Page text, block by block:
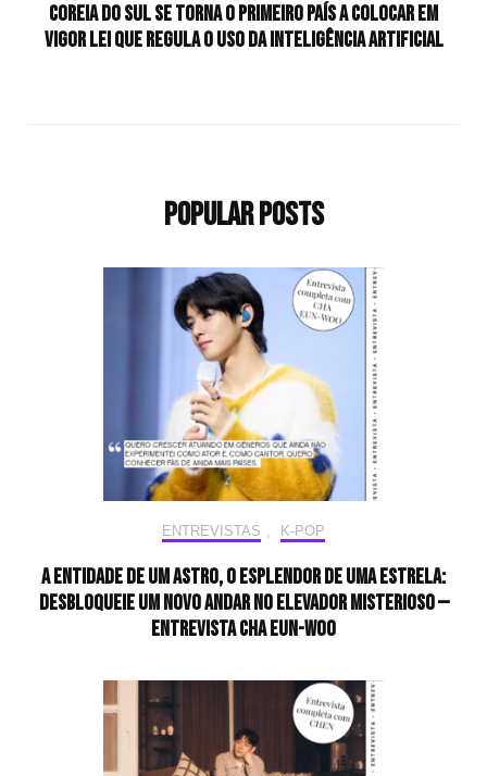
Coreia do Sul se torna o primeiro país a colocar em
vigor lei que regula o uso da inteligência artificial
Popular Posts
ENTREVISTAS , K-POP
A entidade de um astro, o esplendor de uma estrela:
desbloqueie um novo andar no elevador misterioso —
Entrevista CHA EUN-WOO